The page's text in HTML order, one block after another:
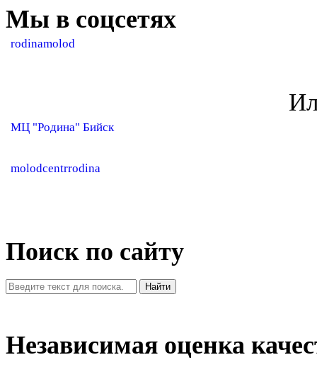
Мы в соцсетях
rodinamolod
МЦ "Родина" Бийск
molodcentrrodina
Поиск по сайту
Найти
Независимая оценка